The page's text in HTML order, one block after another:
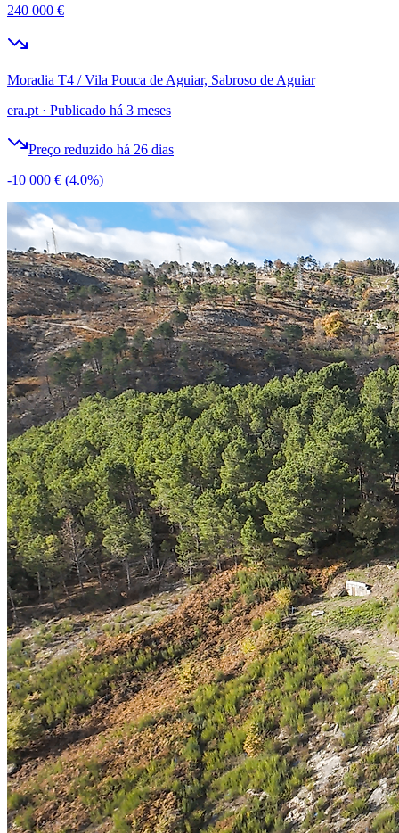
240 000 €
Moradia T4 / Vila Pouca de Aguiar, Sabroso de Aguiar
era.pt · Publicado há 3 meses
Preço reduzido há 26 dias
-10 000 € (4.0%)